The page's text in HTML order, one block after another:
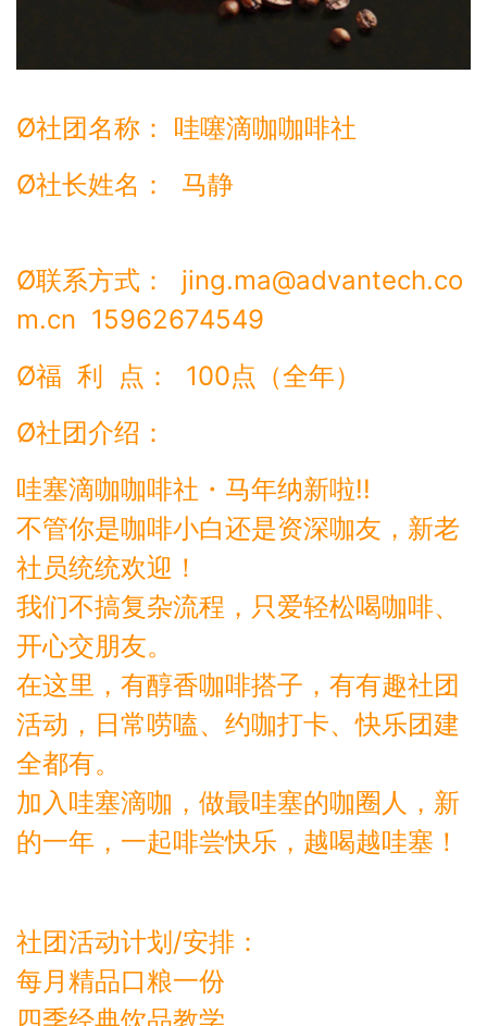
Ø社团名称： 哇噻滴咖咖啡社
Ø社长姓名： 马静
Ø联系方式： jing.ma@advantech.co
m.cn 15962674549
Ø福 利 点： 100点（全年）
Ø社团介绍：
哇塞滴咖咖啡社・马年纳新啦!!
不管你是咖啡小白还是资深咖友，新老
社员统统欢迎！
我们不搞复杂流程，只爱轻松喝咖啡、
开心交朋友。
在这里，有醇香咖啡搭子，有有趣社团
活动，日常唠嗑、约咖打卡、快乐团建
全都有。
加入哇塞滴咖，做最哇塞的咖圈人，新
的一年，一起啡尝快乐，越喝越哇塞！
社团活动计划/安排：
每月精品口粮一份